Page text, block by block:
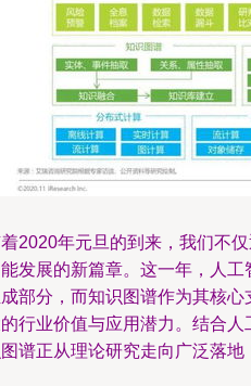
2020年元旦的到来，我们不
发展的新篇章。这一年，人
部分，而知识图谱作为其核
行业价值与应用潜力。结合
谱正从理论研究走向广泛落地